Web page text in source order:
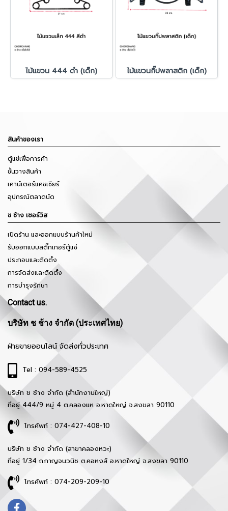
ไม้แขวน 444 ดำ (เด็ก) ไม้แขวนกิ๊ปพลาสติก (เด็ก)
สินค้าของเรา
ตู้แช่เพื่อการค้า
ชั้นวางสินค้า
เคาน์เตอร์แคชเชียร์
อุปกรณ์ตลาดนัด
ช ช้าง เซอร์วิส
เปิดร้าน และออกแบบร้านค้าใหม่
รับออกแบบสติ๊กเกอร์ตู้แช่
ประกอบและติดตั้ง
การจัดส่งและติดตั้ง
การบำรุงรักษา
Contact us.
บริษัท ช ช้าง จำกัด (ประเทศไทย)
ฝ่ายขายออนไลน์ จัดส่งทั่วประเทศ
Tel : 094-589-4525
บริษัท ช ช้าง จำกัด (สำนักงานใหญ่)
ที่อยู่ 444/9 หมู่ 4 ต.คลองแห อ.หาดใหญ่ จ.สงขลา 90110
โทรศัพท์ : 074-427-408-10
บริษัท ช ช้าง จำกัด (สาขาคลองหวะ)
ที่อยู่ 1/34 ถ.กาญจนวนิช ต.คอหงส์ อ.หาดใหญ่ จ.สงขลา 90110
โทรศัพท์ : 074-209-209-10